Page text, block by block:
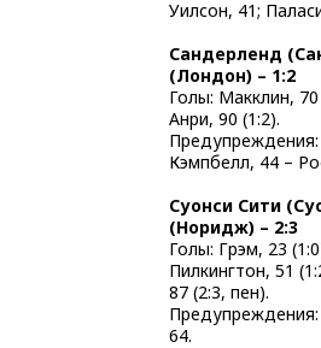
Уилсон, 41;
Сандерленд
(Лондон) – 1:2
Голы: Макклин, 70
Анри, 90 (1:2).
Кэмпбелл, 44 –
Суонси Сити
(Норидж) – 2:3
Голы: Грэм, 23
Пилкингтон, 51
87 (2:3, пен).
64.